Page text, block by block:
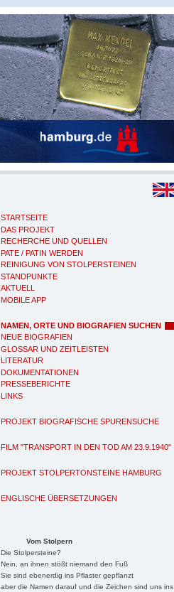
STARTSEITE
DAS PROJEKT
RECHERCHE UND QUELLEN
PATE / PATIN WERDEN
REINIGUNG VON STOLPERSTEINEN
STANDPUNKTE
AKTUELL
MOBILE APP
NAMEN, ORTE UND BIOGRAFIEN SUCHEN
NEUE BIOGRAFIEN
GLOSSAR UND ZEITLEISTEN
LITERATUR
DOKUMENTATIONEN
PRESSEBERICHTE
LINKS
PROJEKT BIOGRAFISCHE SPURENSUCHE
FILM "TRANSPORT IN DEN TOD AM 23.9.1940"
PROJEKT STOLPERTONSTEINE HAMBURG
ENGLISCHE ÜBERSETZUNGEN
Vom Stolpern
Die Stolpersteine?
Nein, an ihnen stößt niemand den Fuß
Sie sind ebenerdig ins Pflaster gepflanzt
aber die Namen darauf und die Zeichen sind uns ins